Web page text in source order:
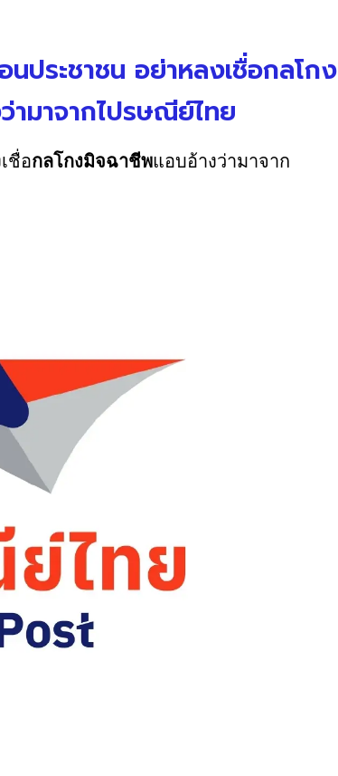
ประชาชน อย่าหลงเชื่อกลโกง
มาจากไปรษณีย์ไทย
ชื่อกลโกงมิจฉาชีพแอบอ้างว่ามาจาก